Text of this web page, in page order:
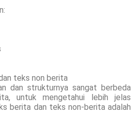
teks non berita
dan strukturnya sangat berbeda
untuk mengetahui lebih jelas
berita dan teks non-berita adalah